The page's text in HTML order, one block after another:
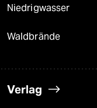
Niedrigwasser
Waldbrände
Verlag